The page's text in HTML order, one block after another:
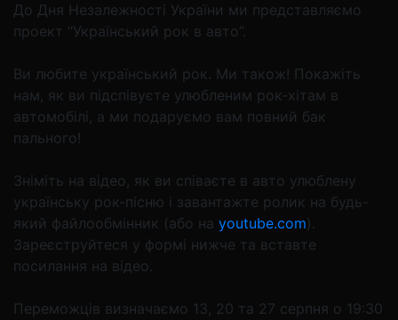
До Дня Незалежності України ми представляємо
проект “Український рок в авто”.
Ви любите український рок. Ми також! Покажіть
нам, як ви підспівуєте улюбленим рок-хітам в
автомобілі, а ми подаруємо вам повний бак
пального!
Зніміть на відео, як ви співаєте в авто улюблену
українську рок-пісню і завантажте ролик на будь-
який файлообмінник (або на youtube.com).
Зареєструйтеся у формі нижче та вставте
посилання на відео.
Переможців визначаємо 13, 20 та 27 серпня о 19:30